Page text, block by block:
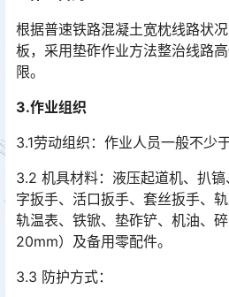
根据普速铁路混凝土宽枕线路状
板，采用垫砟作业方法整治线路
限。
3.作业组织
3.1劳动组织：作业人员一般不少
3.2 机具材料：液压起道机、扒
字扳手、活口扳手、套丝扳手、
轨温表、铁锨、垫砟铲、机油、
20mm）及备用零配件。󠅅󠅃󠄵󠅂󠄪󠇖󠆨󠆨󠇕󠆞󠆒󠅬󠇘󠆭󠆘󠇙󠆝󠅵󠇗󠆭󠆁󠄐󠇗󠅹󠅸󠇖󠆍󠅳󠇖󠅹󠅰󠇖󠆌󠅹
3.3 防护方式：